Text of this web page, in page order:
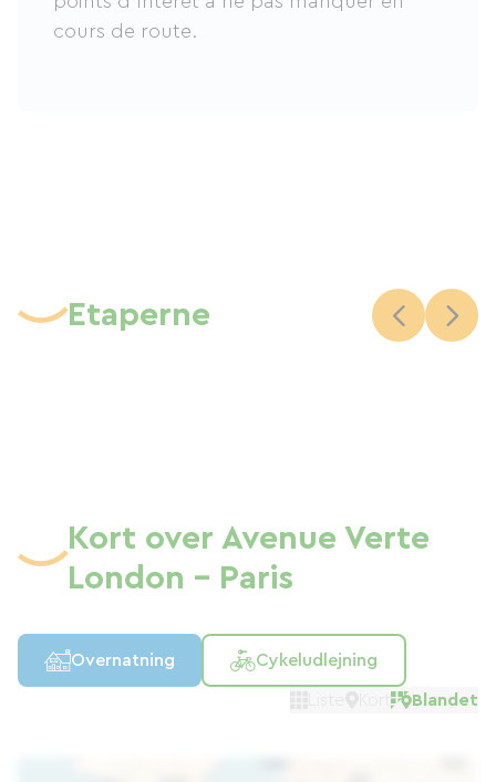
cours de route.
Etaperne
Kort over Avenue Verte
London - Paris
Overnatning Cykeludlejning
Blandet